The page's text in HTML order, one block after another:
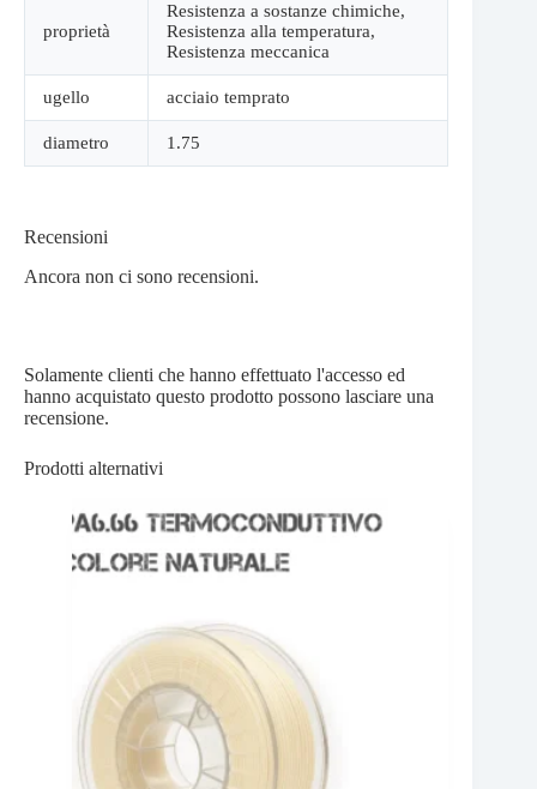
proprietà
Resistenza a sostanze chimiche,
Resistenza alla temperatura,
Resistenza meccanica
ugello acciaio temprato
diametro 1.75
Recensioni
Ancora non ci sono recensioni.
Solamente clienti che hanno effettuato l'accesso ed
hanno acquistato questo prodotto possono lasciare una
recensione.
Prodotti alternativi